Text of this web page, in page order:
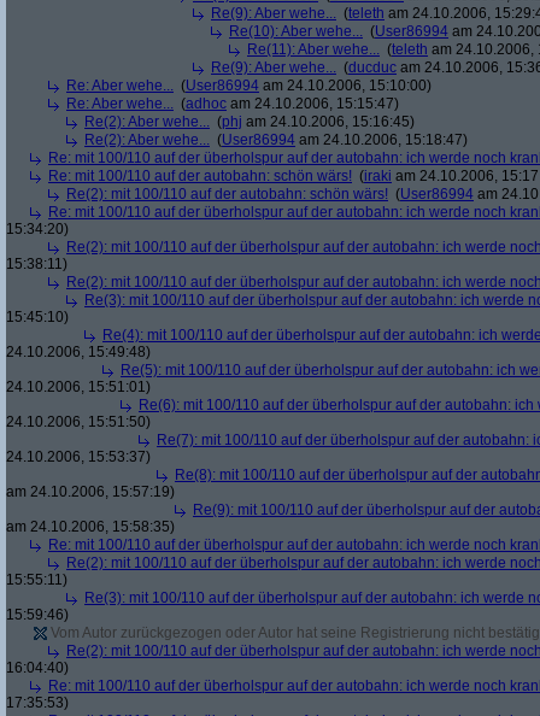
Re(9): Aber wehe... (teleth am 24.10.2006,
Re(10): Aber wehe... (User86994 am
Re(11): Aber wehe... (teleth am 24.10.2006,
Re(9): Aber wehe... (ducduc am 24.10.2006,
Re: Aber wehe... (User86994 am 24.10.2006, 15:10:00)
Re: Aber wehe... (adhoc am 24.10.2006, 15:15:47)
Re(2): Aber wehe... (phj am 24.10.2006, 15:16:45)
Re(2): Aber wehe... (User86994 am 24.10.2006, 15:18:47)
Re: mit 100/110 auf der überholspur auf der autobahn: ich werde noch
Re: mit 100/110 auf der autobahn: schön wärs! (iraki am 24.10.2006,
Re(2): mit 100/110 auf der autobahn: schön wärs! (User86994 am
Re: mit 100/110 auf der überholspur auf der autobahn: ich werde noch
15:34:20)
Re(2): mit 100/110 auf der überholspur auf der autobahn: ich werde
15:38:11)
Re(2): mit 100/110 auf der überholspur auf der autobahn: ich werde
Re(3): mit 100/110 auf der überholspur auf der autobahn: ich werde
15:45:10)
Re(4): mit 100/110 auf der überholspur auf der autobahn: ich
24.10.2006, 15:49:48)
Re(5): mit 100/110 auf der überholspur auf der autobahn: ich
24.10.2006, 15:51:01)
Re(6): mit 100/110 auf der überholspur auf der autobahn:
24.10.2006, 15:51:50)
Re(7): mit 100/110 auf der überholspur auf der autobahn:
24.10.2006, 15:53:37)
Re(8): mit 100/110 auf der überholspur auf der
am 24.10.2006, 15:57:19)
Re(9): mit 100/110 auf der überholspur auf der
am 24.10.2006, 15:58:35)
Re: mit 100/110 auf der überholspur auf der autobahn: ich werde noch
Re(2): mit 100/110 auf der überholspur auf der autobahn: ich werde
15:55:11)
Re(3): mit 100/110 auf der überholspur auf der autobahn: ich werde
15:59:46)
Vom Autor zurückgezogen oder Autor hat seine Registrierung nicht
Re(2): mit 100/110 auf der überholspur auf der autobahn: ich werde
16:04:40)
Re: mit 100/110 auf der überholspur auf der autobahn: ich werde noch
17:35:53)